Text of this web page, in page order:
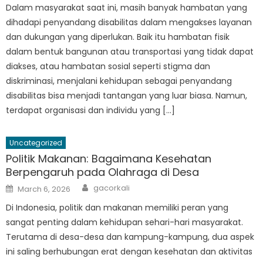
Dalam masyarakat saat ini, masih banyak hambatan yang
dihadapi penyandang disabilitas dalam mengakses layanan
dan dukungan yang diperlukan. Baik itu hambatan fisik
dalam bentuk bangunan atau transportasi yang tidak dapat
diakses, atau hambatan sosial seperti stigma dan
diskriminasi, menjalani kehidupan sebagai penyandang
disabilitas bisa menjadi tantangan yang luar biasa. Namun,
terdapat organisasi dan individu yang […]
Uncategorized
Politik Makanan: Bagaimana Kesehatan
Berpengaruh pada Olahraga di Desa
Posted
on
March 6, 2026 Author
gacorkali
Di Indonesia, politik dan makanan memiliki peran yang
sangat penting dalam kehidupan sehari-hari masyarakat.
Terutama di desa-desa dan kampung-kampung, dua aspek
ini saling berhubungan erat dengan kesehatan dan aktivitas